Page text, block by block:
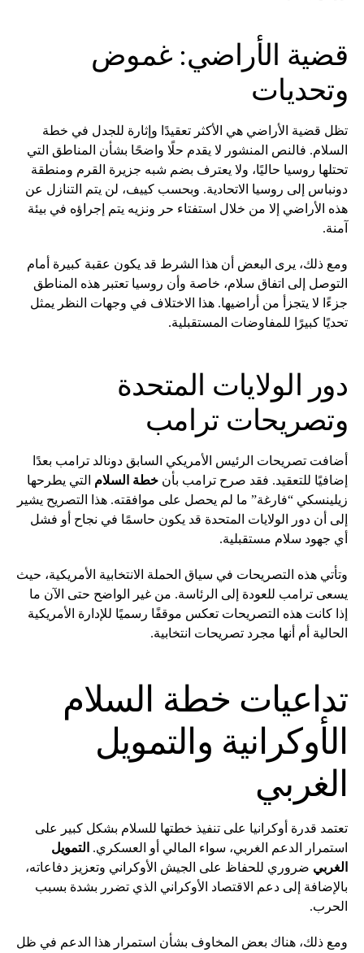
قضية الأراضي: غموض
وتحديات
تظل قضية الأراضي هي الأكثر تعقيدًا وإثارة للجدل في خطة
السلام. فالنص المنشور لا يقدم حلًا واضحًا بشأن المناطق التي
تحتلها روسيا حاليًا، ولا يعترف بضم شبه جزيرة القرم ومنطقة
دونباس إلى روسيا الاتحادية. وبحسب كييف، لن يتم التنازل عن
هذه الأراضي إلا من خلال استفتاء حر ونزيه يتم إجراؤه في بيئة
آمنة.
ومع ذلك، يرى البعض أن هذا الشرط قد يكون عقبة كبيرة أمام
التوصل إلى اتفاق سلام، خاصة وأن روسيا تعتبر هذه المناطق
جزءًا لا يتجزأ من أراضيها. هذا الاختلاف في وجهات النظر يمثل
تحديًا كبيرًا للمفاوضات المستقبلية.
دور الولايات المتحدة
وتصريحات ترامب
أضافت تصريحات الرئيس الأمريكي السابق دونالد ترامب بعدًا
إضافيًا للتعقيد. فقد صرح ترامب بأن خطة السلام التي يطرحها
زيلينسكي “فارغة” ما لم يحصل على موافقته. هذا التصريح يشير
إلى أن دور الولايات المتحدة قد يكون حاسمًا في نجاح أو فشل
أي جهود سلام مستقبلية.
وتأتي هذه التصريحات في سياق الحملة الانتخابية الأمريكية، حيث
يسعى ترامب للعودة إلى الرئاسة. من غير الواضح حتى الآن ما
إذا كانت هذه التصريحات تعكس موقفًا رسميًا للإدارة الأمريكية
الحالية أم أنها مجرد تصريحات انتخابية.
تداعيات خطة السلام
الأوكرانية والتمويل
الغربي
تعتمد قدرة أوكرانيا على تنفيذ خطتها للسلام بشكل كبير على
استمرار الدعم الغربي، سواء المالي أو العسكري. التمويل
الغربي ضروري للحفاظ على الجيش الأوكراني وتعزيز دفاعاته،
بالإضافة إلى دعم الاقتصاد الأوكراني الذي تضرر بشدة بسبب
الحرب.
ومع ذلك، هناك بعض المخاوف بشأن استمرار هذا الدعم في ظل